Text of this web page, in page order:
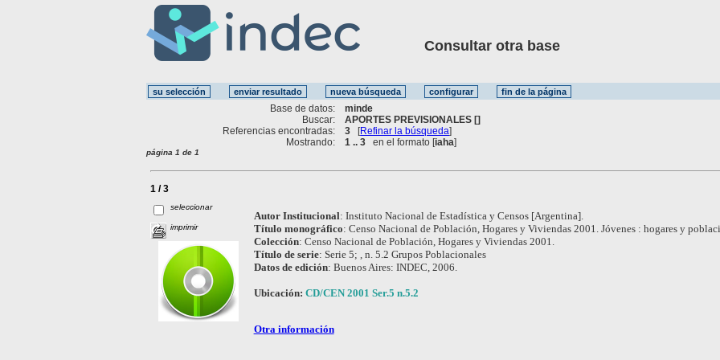
Consultar otra base
Base de datos:
minde
Buscar:
APORTES PREVISIONALES []
Referencias encontradas:
3 [Refinar la búsqueda]
Mostrando:
1 .. 3 en el formato [iaha]
página 1 de 1
1 / 3
seleccionar
imprimir
Autor Institucional: Instituto Nacional de Estadística y Censos [Argentina].
Título monográfico: Censo Nacional de Población, Hogares y Viviendas 2001. Jóvenes : hogares y
Colección: Censo Nacional de Población, Hogares y Viviendas 2001.
Título de serie: Serie 5; , n. 5.2 Grupos Poblacionales
Datos de edición: Buenos Aires: INDEC, 2006.
Ubicación: CD/CEN 2001 Ser.5 n.5.2
Otra información